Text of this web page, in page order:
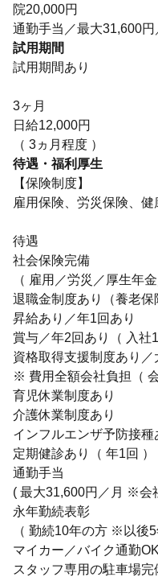
院20,000円
通勤手当／最大31,600
試用期間
試用期間あり
3ヶ月
日給12,000円
（ 3ヵ月程度 ）
待遇・福利厚生
【保険制度】
雇用保険、労災保険、
待遇
社会保険完備
（ 雇用／労災／厚生年金
退職金制度あり（養老保
昇給あり／年1回あり
賞与／年2回あり（ 入社1
資格取得支援制度あり
※ 費用全額会社負担（
育児休業制度あり
介護休業制度あり
インフルエンザ予防接種
定期健診あり（ 年1回 ）
通勤手当
( 最大31,600円／月 ※会
永年勤続表彰
（ 勤続10年の方 ※以後5
マイカー／バイク通勤OK
スタッフ専用の駐車場完